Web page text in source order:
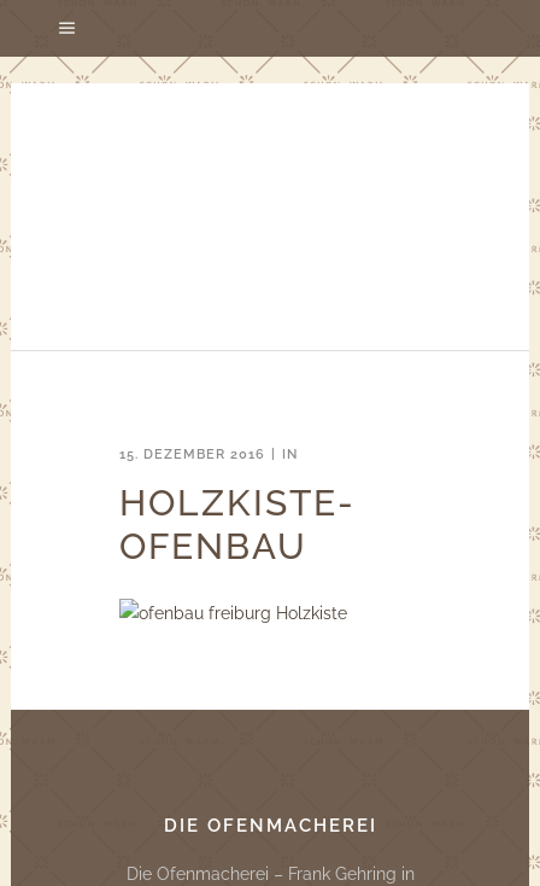
15. DEZEMBER 2016 IN
HOLZKISTE-
OFENBAU
DIE OFENMACHEREI
Die Ofenmacherei – Frank Gehring in